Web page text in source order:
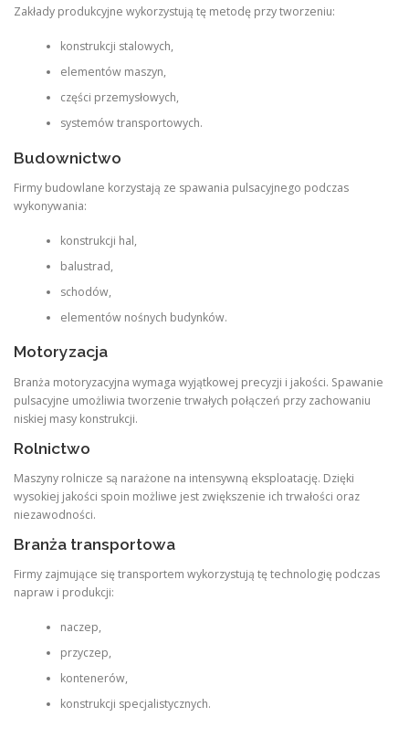
Zakłady produkcyjne wykorzystują tę metodę przy tworzeniu:
konstrukcji stalowych,
elementów maszyn,
części przemysłowych,
systemów transportowych.
Budownictwo
Firmy budowlane korzystają ze spawania pulsacyjnego podczas
wykonywania:
konstrukcji hal,
balustrad,
schodów,
elementów nośnych budynków.
Motoryzacja
Branża motoryzacyjna wymaga wyjątkowej precyzji i jakości. Spawanie
pulsacyjne umożliwia tworzenie trwałych połączeń przy zachowaniu
niskiej masy konstrukcji.
Rolnictwo
Maszyny rolnicze są narażone na intensywną eksploatację. Dzięki
wysokiej jakości spoin możliwe jest zwiększenie ich trwałości oraz
niezawodności.
Branża transportowa
Firmy zajmujące się transportem wykorzystują tę technologię podczas
napraw i produkcji:
naczep,
przyczep,
kontenerów,
konstrukcji specjalistycznych.